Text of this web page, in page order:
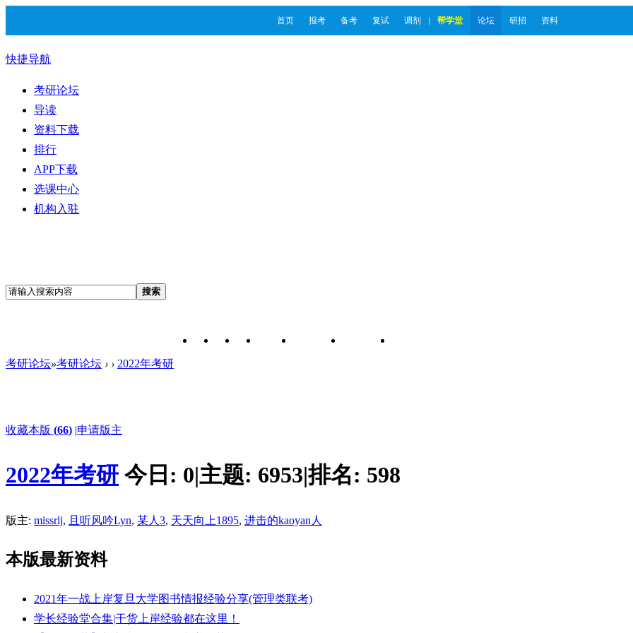
首页 报考 备考 复试 调剂 帮学堂 论坛 研招 资料
快捷导航
考研论坛
导读
资料下载
排行
APP下载
选课中心
机构入驻
搜索
考研论坛»考研论坛 › › 2022年考研
收藏本版 (66) |申请版主
2022年考研 今日: 0|主题: 6953|排名: 598
版主: missrlj, 且听风吟Lyn, 某人3, 天天向上1895, 进击的kaoyan人
本版最新资料
2021年一战上岸复旦大学图书情报经验分享(管理类联考)
学长经验堂合集|干货上岸经验都在这里！